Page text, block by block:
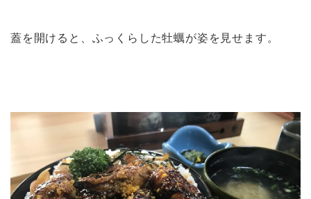
蓋を開けると、ふっくらした牡蠣が姿を見せます。